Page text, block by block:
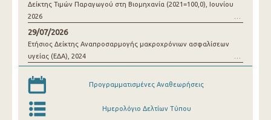
Δείκτης Τιμών Παραγωγού στη Βιομηχανία (2021=100,0), Ιουνίου
2026
29/07/2026
Ετήσιος Δείκτης Αναπροσαρμογής μακροχρόνιων ασφαλίσεων
υγείας (ΕΔΑ), 2024
Προγραμματισμένες Αναθεωρήσεις
Ημερολόγιο Δελτίων Τύπου